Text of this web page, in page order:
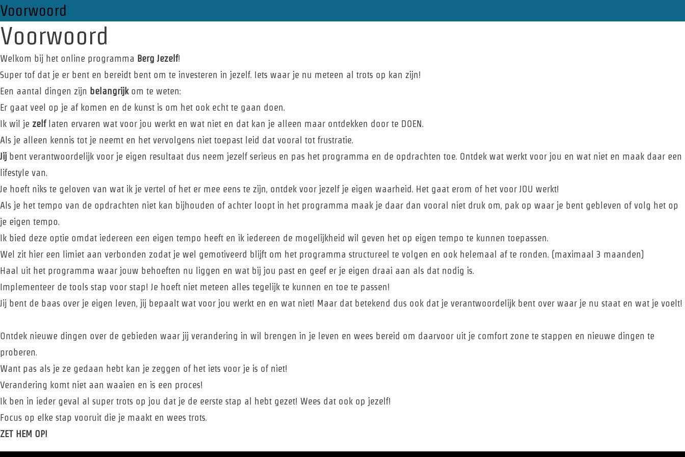
Voorwoord
Voorwoord
Welkom bij het online programma Berg Jezelf!
Super tof dat je er bent en bereidt bent om te investeren in jezelf. Iets waar je nu meteen al trots op kan zijn!
Een aantal dingen zijn belangrijkom te weten:
Er gaat veel op je af komen en de kunst is om het ook echt te gaan doen.
Ik wil je zelflaten ervaren wat voor jou werkt en wat niet en dat kan je alleen maar ontdekken door te DOEN.
Als je alleen kennis tot je neemt en het vervolgens niet toepast leid dat vooral tot frustratie.
Jij bent verantwoordelijk voor je eigen resultaat dus neem jezelf serieus en pas het programma en de opdrachten toe. Ontdek wat werkt voor jou en wat niet en maak daar een
lifestyle van.
Je hoeft niks te geloven van wat ik je vertel of het er mee eens te zijn, ontdek voor jezelf je eigen waarheid. Het gaat erom of het voor JOU werkt!
Als je het tempo van de opdrachten niet kan bijhouden of achter loopt in het programma maak je daar dan vooral niet druk om, pak op waar je bent gebleven of volg het op
je eigen tempo.
Ik bied deze optie omdat iedereen een eigen tempo heeft en ik iedereen de mogelijkheid wil geven het op eigen tempo te kunnen toepassen.
Wel zit hier een limiet aan verbonden zodat je wel gemotiveerd blijft om het programma structureel te volgen en ook helemaal af te ronden. (maximaal 3 maanden)
Haal uit het programma waar jouw behoeften nu liggen en wat bij jou past en geef er je eigen draai aan als dat nodig is.
Implementeer de tools stap voor stap! Je hoeft niet meteen alles tegelijk te kunnen en toe te passen!
Jij bent de baas over je eigen leven, jij bepaalt wat voor jou werkt en en wat niet! Maar dat betekend dus ook dat je verantwoordelijk bent over waar je nu staat en wat je voelt!
Ontdek nieuwe dingen over de gebieden waar jij verandering in wil brengen in je leven en wees bereid om daarvoor uit je comfort zone te stappen en nieuwe dingen te
proberen.
Want pas als je ze gedaan hebt kan je zeggen of het iets voor je is of niet!
Verandering komt niet aan waaien en is een proces!
Ik ben in ieder geval al super trots op jou dat je de eerste stap al hebt gezet! Wees dat ook op jezelf!
Focus op elke stap vooruit die je maakt en wees trots.
ZET HEM OP!